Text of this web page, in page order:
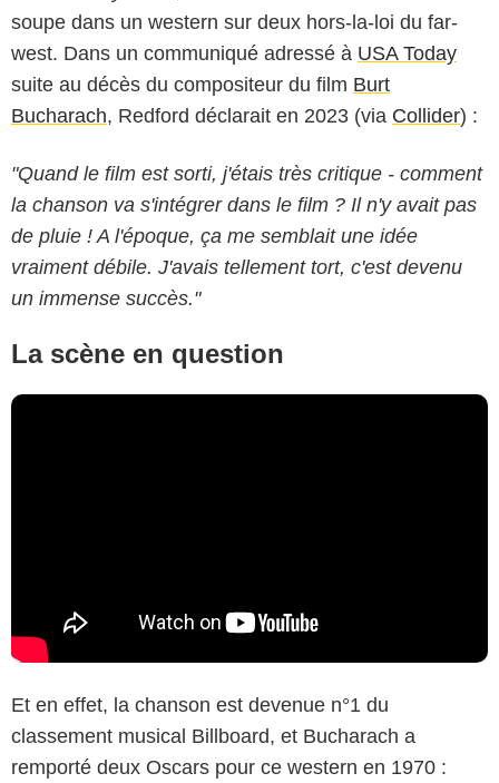
soupe dans un western sur deux hors-la-loi du far-
west. Dans un communiqué adressé à USA Today
suite au décès du compositeur du film Burt
Bucharach, Redford déclarait en 2023 (via Collider) :
"Quand le film est sorti, j'étais très critique - comment
la chanson va s'intégrer dans le film ? Il n'y avait pas
de pluie ! A l'époque, ça me semblait une idée
vraiment débile. J'avais tellement tort, c'est devenu
un immense succès."
La scène en question
Et en effet, la chanson est devenue n°1 du
classement musical Billboard, et Bucharach a
remporté deux Oscars pour ce western en 1970 :